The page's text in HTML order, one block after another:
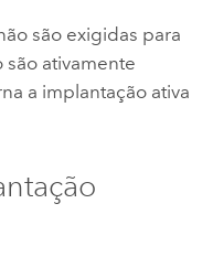
são exigidas para
são ativamente
a implantação ativa